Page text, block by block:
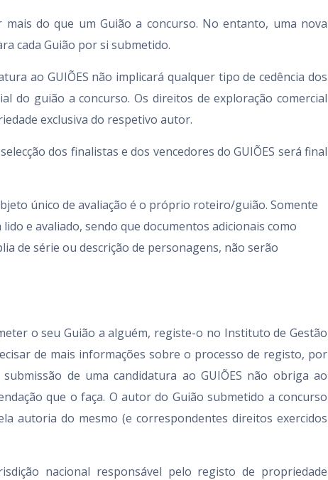
do que um Guião a concurso. No entanto, uma nova
cada Guião por si submetido.
ao GUIÕES não implicará qualquer tipo de cedência dos
do guião a concurso. Os direitos de exploração comercial
exclusiva do respetivo autor.
dos finalistas e dos vencedores do GUIÕES será final
único de avaliação é o próprio roteiro/guião. Somente
e avaliado, sendo que documentos adicionais como
de série ou descrição de personagens, não serão
o seu Guião a alguém, registe-o no Instituto de Gestão
de mais informações sobre o processo de registo, por
submissão de uma candidatura ao GUIÕES não obriga ao
que o faça. O autor do Guião submetido a concurso
autoria do mesmo (e correspondentes direitos exercidos
nacional responsável pelo registo de propriedade